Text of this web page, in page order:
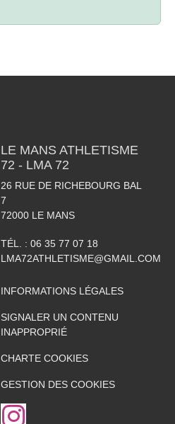
LE MANS ATHLETISME
72 - LMA 72
26 RUE DE RICHEBOURG BAL
7
72000 LE MANS
TÉL. : 06 35 77 07 18
LMA72ATHLETISME@GMAIL.COM
INFORMATIONS LÉGALES
SIGNALER UN CONTENU
INAPPROPRIÉ
CHARTE COOKIES
GESTION DES COOKIES